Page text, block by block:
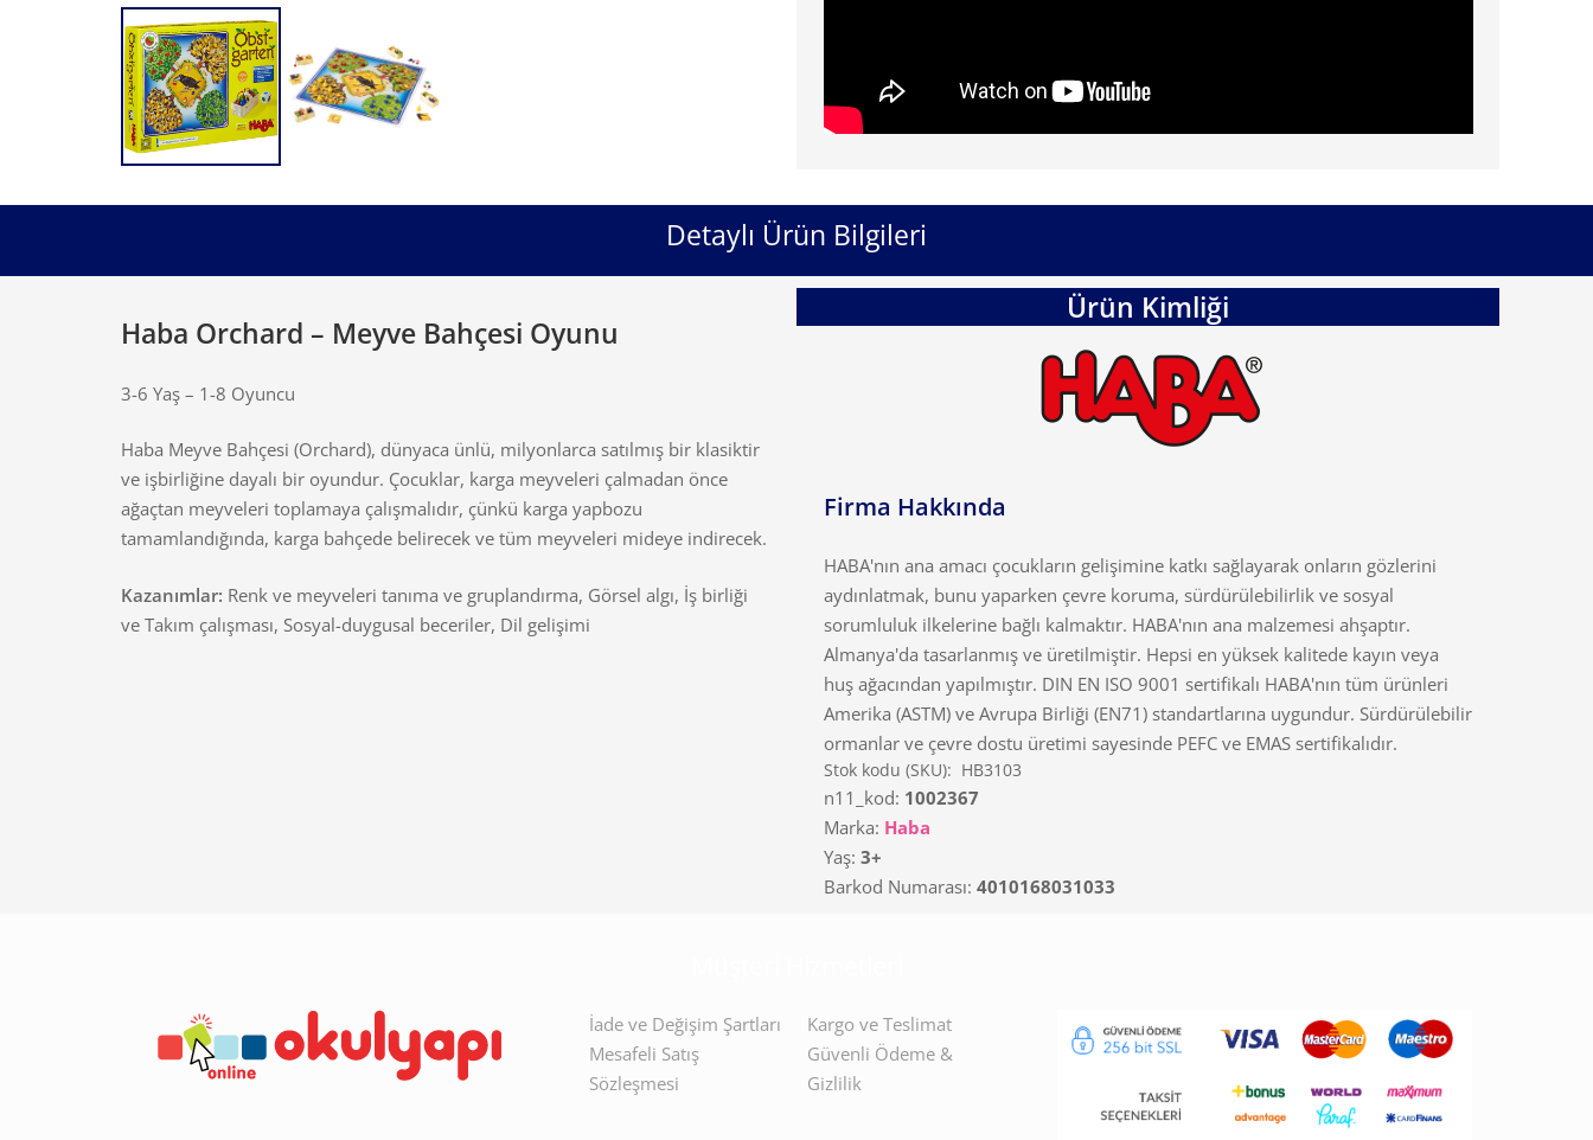
Detaylı Ürün Bilgileri
Haba Orchard – Meyve Bahçesi Oyunu
3-6 Yaş – 1-8 Oyuncu
Haba Meyve Bahçesi (Orchard), dünyaca ünlü, milyonlarca satılmış bir klasiktir
ve işbirliğine dayalı bir oyundur. Çocuklar, karga meyveleri çalmadan önce
ağaçtan meyveleri toplamaya çalışmalıdır, çünkü karga yapbozu
tamamlandığında, karga bahçede belirecek ve tüm meyveleri mideye indirecek.
Kazanımlar: Renk ve meyveleri tanıma ve gruplandırma, Görsel algı, İş birliği
ve Takım çalışması, Sosyal-duygusal beceriler, Dil gelişimi
Ürün Kimliği
Firma Hakkında
HABA'nın ana amacı çocukların gelişimine katkı sağlayarak onların gözlerini
aydınlatmak, bunu yaparken çevre koruma, sürdürülebilirlik ve sosyal
sorumluluk ilkelerine bağlı kalmaktır. HABA'nın ana malzemesi ahşaptır.
Almanya'da tasarlanmış ve üretilmiştir. Hepsi en yüksek kalitede kayın veya
huş ağacından yapılmıştır. DIN EN ISO 9001 sertifikalı HABA'nın tüm ürünleri
Amerika (ASTM) ve Avrupa Birliği (EN71) standartlarına uygundur. Sürdürülebilir
ormanlar ve çevre dostu üretimi sayesinde PEFC ve EMAS sertifikalıdır.
Stok kodu (SKU): HB3103
n11_kod: 1002367
Marka: Haba
Yaş: 3+
Barkod Numarası: 4010168031033
İade ve Değişim Şartları
Mesafeli Satış
Sözleşmesi
Kargo ve Teslimat
Güvenli Ödeme &
Gizlilik